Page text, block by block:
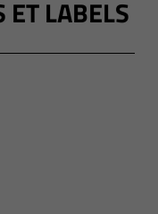
ET LABELS